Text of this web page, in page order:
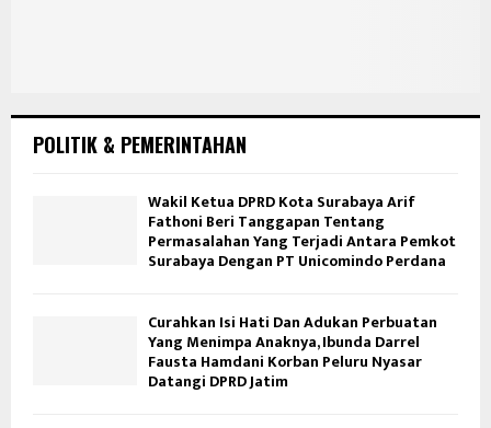
POLITIK & PEMERINTAHAN
Wakil Ketua DPRD Kota Surabaya Arif
Fathoni Beri Tanggapan Tentang
Permasalahan Yang Terjadi Antara Pemkot
Surabaya Dengan PT Unicomindo Perdana
Curahkan Isi Hati Dan Adukan Perbuatan
Yang Menimpa Anaknya, Ibunda Darrel
Fausta Hamdani Korban Peluru Nyasar
Datangi DPRD Jatim